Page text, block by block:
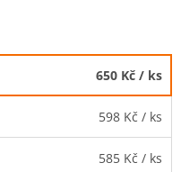
650 Kč / ks
598 Kč / ks
585 Kč / ks